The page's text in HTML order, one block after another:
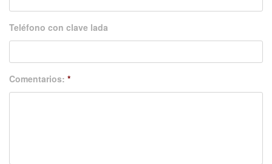
Teléfono con clave lada
Comentarios: *